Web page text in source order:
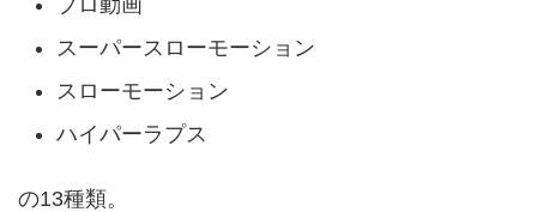
プロ動画
スーパースローモーション
スローモーション
ハイパーラプス
の13種類。